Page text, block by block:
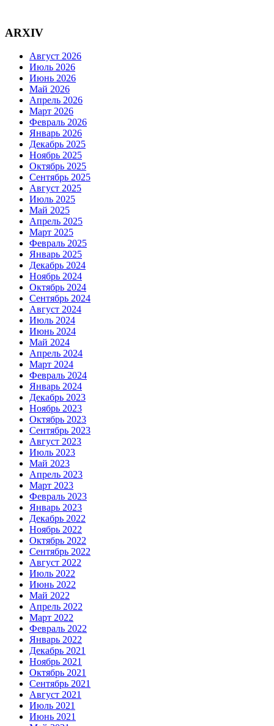
ARXIV
Август 2026
Июль 2026
Июнь 2026
Май 2026
Апрель 2026
Март 2026
Февраль 2026
Январь 2026
Декабрь 2025
Ноябрь 2025
Октябрь 2025
Сентябрь 2025
Август 2025
Июль 2025
Май 2025
Апрель 2025
Март 2025
Февраль 2025
Январь 2025
Декабрь 2024
Ноябрь 2024
Октябрь 2024
Сентябрь 2024
Август 2024
Июль 2024
Июнь 2024
Май 2024
Апрель 2024
Март 2024
Февраль 2024
Январь 2024
Декабрь 2023
Ноябрь 2023
Октябрь 2023
Сентябрь 2023
Август 2023
Июль 2023
Май 2023
Апрель 2023
Март 2023
Февраль 2023
Январь 2023
Декабрь 2022
Ноябрь 2022
Октябрь 2022
Сентябрь 2022
Август 2022
Июль 2022
Июнь 2022
Май 2022
Апрель 2022
Март 2022
Февраль 2022
Январь 2022
Декабрь 2021
Ноябрь 2021
Октябрь 2021
Сентябрь 2021
Август 2021
Июль 2021
Июнь 2021